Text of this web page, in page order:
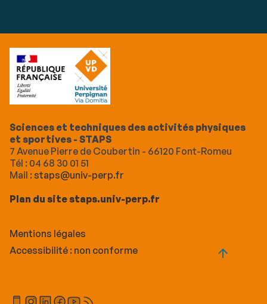
Sciences et techniques des activités physiques
et sportives - STAPS
7 Avenue Pierre de Coubertin - 66120 Font-Romeu
Tél : 04 68 30 01 51
Mail : staps@univ-perp.fr
Plan du site staps.univ-perp.fr
Mentions légales
Accessibilité : non conforme